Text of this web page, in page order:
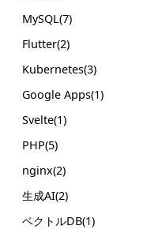
MySQL(7)
Flutter(2)
Kubernetes(3)
Google Apps(1)
Svelte(1)
PHP(5)
nginx(2)
生成AI(2)
ベクトルDB(1)